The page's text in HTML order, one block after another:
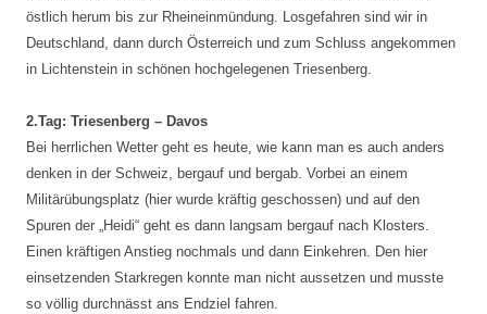
östlich herum bis zur Rheineinmündung. Losgefahren sind wir in
Deutschland, dann durch Österreich und zum Schluss angekommen
in Lichtenstein in schönen hochgelegenen Triesenberg.
2.Tag: Triesenberg – Davos
Bei herrlichen Wetter geht es heute, wie kann man es auch anders
denken in der Schweiz, bergauf und bergab. Vorbei an einem
Militärübungsplatz (hier wurde kräftig geschossen) und auf den
Spuren der „Heidi“ geht es dann langsam bergauf nach Klosters.
Einen kräftigen Anstieg nochmals und dann Einkehren. Den hier
einsetzenden Starkregen konnte man nicht aussetzen und musste
so völlig durchnässt ans Endziel fahren.